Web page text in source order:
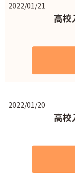
2022/01/21
高校
2022/01/20
高